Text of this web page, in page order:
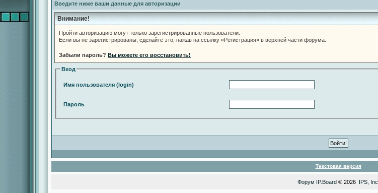
Введите ниже ваши данные для авторизации
Внимание!
Пройти авторизацию могут только зарегистрированные пользователи.
Если вы не зарегистрированы, сделайте это, нажав на ссылку «Регистрация» в верхней части форума.
Забыли пароль? Вы можете его восстановить!
Вход
Имя пользователя (login)
Пароль
Текстовая версия
Форум IP.Board© 2026 IPS, Inc